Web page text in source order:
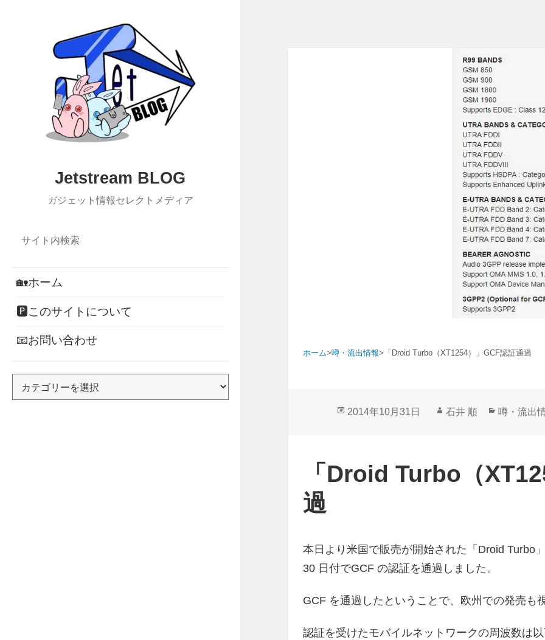
Jetstream BLOG
ガジェット情報セレクトメディア
🏡ホーム
🅿このサイトについて
📧お問い合わせ
ホーム>噂・流出情報> 「Droid Turbo（XT1254）」GCF認証通過
投
2014年10月31日
作
石井 順
カ
ー
噂・流出
「Droid Turbo（
過
本日より米国で販売が開始された「Droid Turbo
30 日付でGCF の認証を通過しました。
GCF を通過したということで、欧州での発売も
認証を受けたモバイルネットワークの周波数は以